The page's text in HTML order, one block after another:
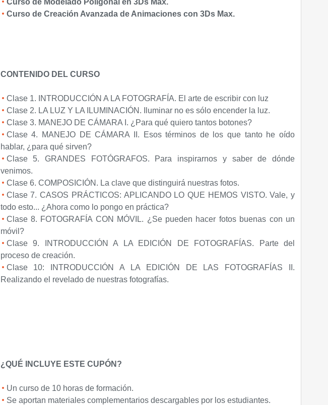
Curso de Modelado Poligonal en 3Ds Max.
Curso de Creación Avanzada de Animaciones con 3Ds Max.
CONTENIDO DEL CURSO
Clase 1. INTRODUCCIÓN A LA FOTOGRAFÍA. El arte de escribir con luz
Clase 2. LA LUZ Y LA ILUMINACIÓN. Iluminar no es sólo encender la luz.
Clase 3. MANEJO DE CÁMARA I. ¿Para qué quiero tantos botones?
Clase 4. MANEJO DE CÁMARA II. Esos términos de los que tanto he oído
hablar, ¿para qué sirven?
Clase 5. GRANDES FOTÓGRAFOS. Para inspirarnos y saber de dónde
venimos.
Clase 6. COMPOSICIÓN. La clave que distinguirá nuestras fotos.
Clase 7. CASOS PRÁCTICOS: APLICANDO LO QUE HEMOS VISTO. Vale, y
todo esto... ¿Ahora como lo pongo en práctica?
Clase 8. FOTOGRAFÍA CON MÓVIL. ¿Se pueden hacer fotos buenas con un
móvil?
Clase 9. INTRODUCCIÓN A LA EDICIÓN DE FOTOGRAFÍAS. Parte del
proceso de creación.
Clase 10: INTRODUCCIÓN A LA EDICIÓN DE LAS FOTOGRAFÍAS II.
Realizando el revelado de nuestras fotografías.
¿QUÉ INCLUYE ESTE CUPÓN?
Un curso de 10 horas de formación.
Se aportan materiales complementarios descargables por los estudiantes.